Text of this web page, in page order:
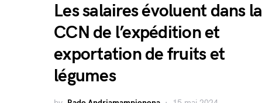
Les salaires évoluent dans la
CCN de l’expédition et
exportation de fruits et
légumes